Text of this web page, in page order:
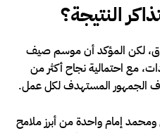
النتيجة؟
لكن المؤكد أن موسم صيف
مع احتمالية نجاح أكثر من
الجمهور المستهدف لكل عمل.
إمام واحدة من أبرز ملامح